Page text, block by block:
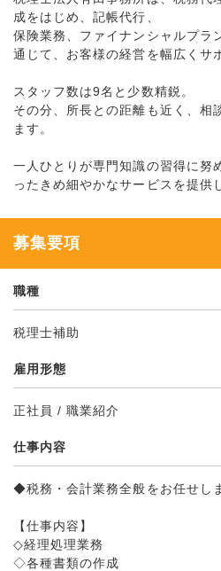
成をはじめ、記帳代行、
保険業務、ファイナンシャルプラ
通じて、お客様の経営を幅広くサ
スタッフ数は9名と少数精鋭。
その分、所長との距離も近く、相
ます。
一人ひとりが専門知識の習得に努
ったきめ細やかなサービスを提供
募集要項
職種
税理士補助
雇用形態
正社員 / 職業紹介
仕事内容
◆税務・会計業務全般をお任せし
【仕事内容】
◇経理処理業務
◇各種書類の作成